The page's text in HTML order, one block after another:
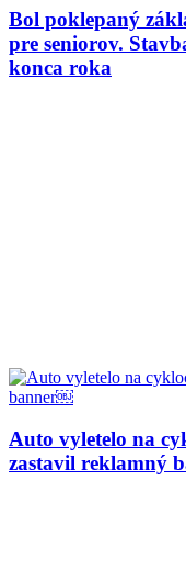
Bol poklepaný
pre seniorov.
konca roka
Auto vyletelo na
zastavil reklamný